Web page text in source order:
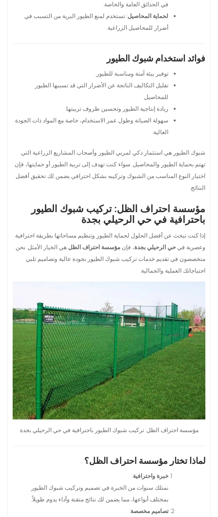
في الحدائق العامة والخاصة.
لحماية المحاصيل: تستخدم لمنع الطيور البرية من التسبب في
أضرار للمحاصيل الزراعية.
فوائد استخدام شبوك الطيور
توفير بيئة آمنة ومناسبة للطيور.
تقليل التكاليف الناتجة عن الأضرار التي قد تسببها الطيور
للمحاصيل.
زيادة إنتاجية الطيور وتحسين ظروف تربيتها.
سهولة الصيانة وطول عمر الاستخدام، خاصة مع المواد ذات الجودة
العالية.
شبوك الطيور هي استثمار ذكي لمربي الطيور وأصحاب المشاريع الزراعية التي
تهتم بحماية الطيور والمحاصيل. سواء كنت تهدف إلى تربية الطيور أو حمايتها، فإن
اختيار النوع المناسب من الشبوك وتركيبه بشكل احترافي يضمن لك تحقيق أفضل
النتائج.
مؤسسة احتراف الظل: تركيب شبوك الطيور
باحترافية في حي الرحيلي بجدة
إذا كنت تبحث عن أفضل الحلول لحماية الطيور وتنظيم مساحاتها بطريقة احترافية
وعصرية فيحي الرحيلي بجدة، فإن مؤسسة احتراف الظل هي الخيار الأمثل. نحن
متخصصون في تقديم خدمات تركيب شبوك الطيور بجودة عالية وتصاميم تلبي
احتياجاتك العملية والجمالية.
مؤسسة احتراف الظل: تركيب شبوك الطيور باحترافية في حي الرحيلي بجدة
لماذا تختار مؤسسة احتراف الظل؟
خبرة واحترافية:
نمتلك سنوات من الخبرة في تصميم وتركيب شبوك الطيور
بمختلف أنواعها، مما يضمن لك نتائج متقنة وأداء يدوم طويلاً.
تصاميم مخصصة: